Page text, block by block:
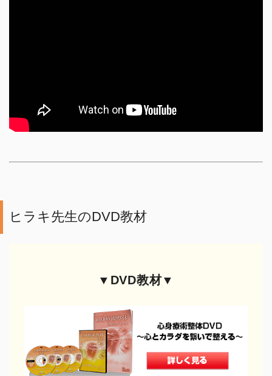
ヒラキ先生のDVD教材
▼DVD教材▼